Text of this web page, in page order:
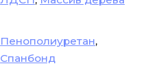
Пенополиуретан,
Спанбонд